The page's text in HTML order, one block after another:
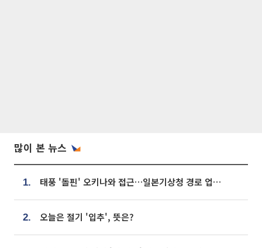
많이 본 뉴스
1. 태풍 '돌핀' 오키나와 접근…일본기상청 경로 업데이트
2. 오늘은 절기 '입추', 뜻은?